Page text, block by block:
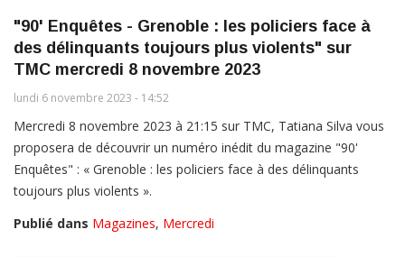
"90' Enquêtes - Grenoble : les policiers face à
des délinquants toujours plus violents" sur
TMC mercredi 8 novembre 2023
lundi 6 novembre 2023 - 14:52
Mercredi 8 novembre 2023 à 21:15 sur TMC, Tatiana Silva vous
proposera de découvrir un numéro inédit du magazine "90'
Enquêtes" : « Grenoble : les policiers face à des délinquants
toujours plus violents ».
Publié dans Magazines, Mercredi